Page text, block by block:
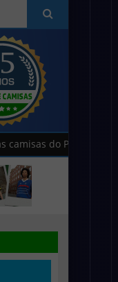
Paris FC